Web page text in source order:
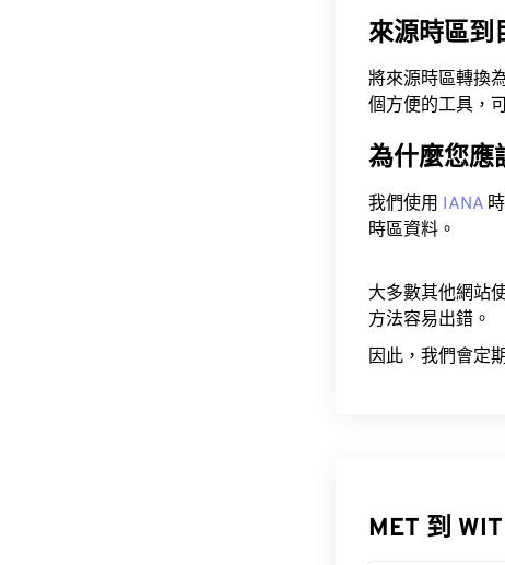
來源時區到
將來源時區轉換
個方便的工具，
為什麼您應
我們使用 IANA
時區資料。
大多數其他網站
方法容易出錯。
因此，我們會定
MET 到